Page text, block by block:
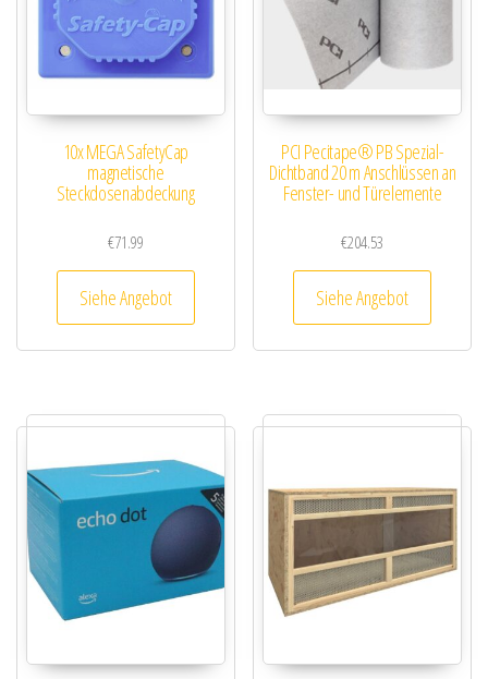
10x MEGA SafetyCap
magnetische
Steckdosenabdeckung
€71.99
Siehe Angebot
PCI Pecitape® PB Spezial-
Dichtband 20 m Anschlüssen an
Fenster- und Türelemente
€204.53
Siehe Angebot